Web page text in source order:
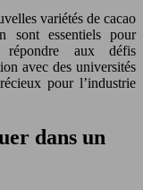
variétés de cacao
sont essentiels pour
aux défis
avec des universités
pour l’industrie
dans un